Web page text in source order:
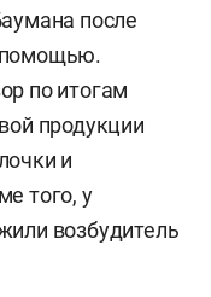
после
по итогам
продукции
и
того, у
возбудитель